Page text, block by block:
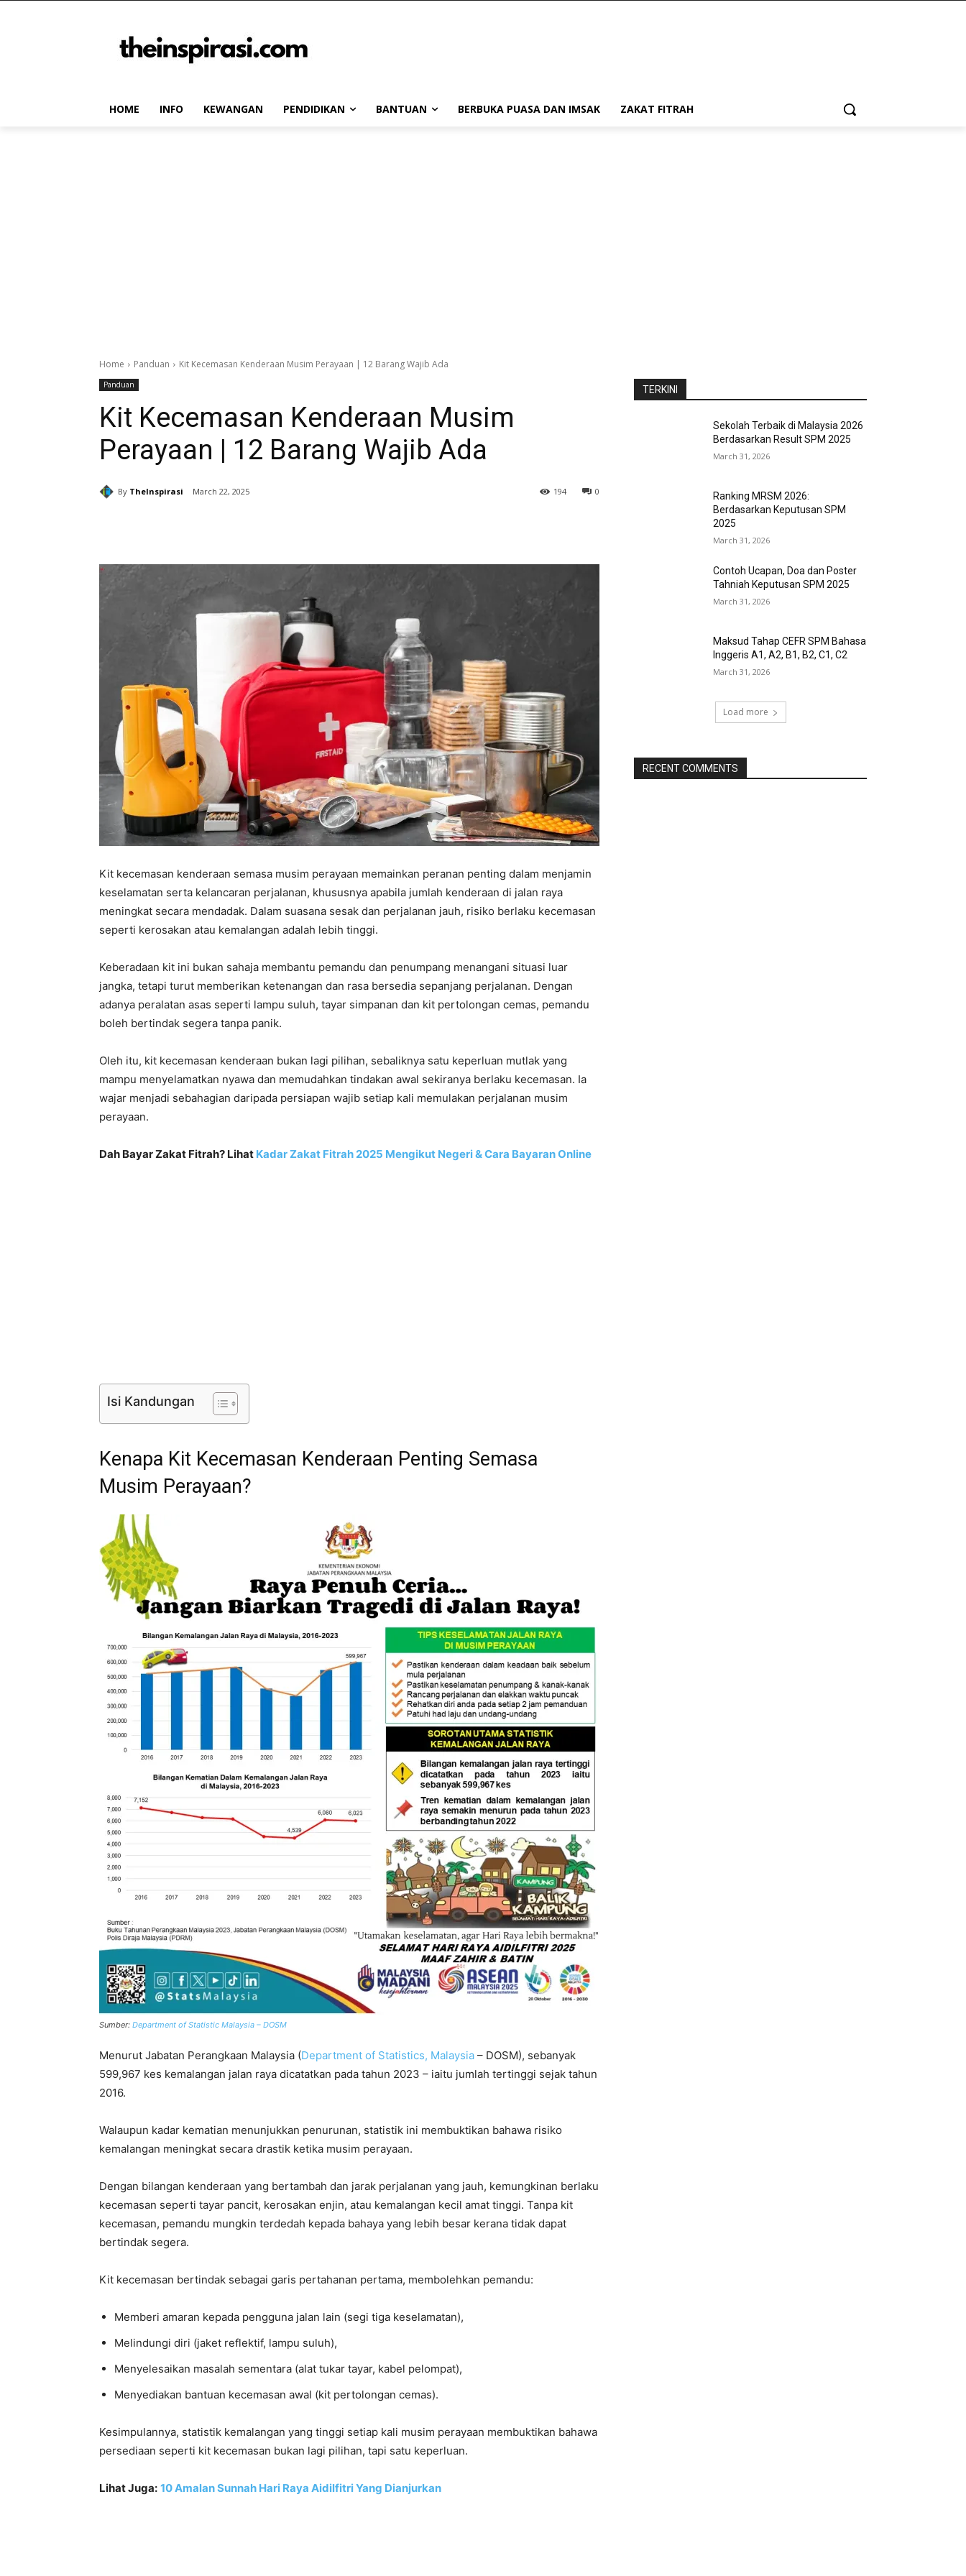
HOME INFO KEWANGAN PENDIDIKAN BANTUAN BERBUKA PUASA DAN IMSAK ZAKAT FITRAH
Home Panduan Kit Kecemasan Kenderaan Musim Perayaan | 12 Barang Wajib Ada
Panduan
Kit Kecemasan Kenderaan Musim
Perayaan | 12 Barang Wajib Ada
By TheInspirasi March 22, 2025 0
194
Kit kecemasan kenderaan semasa musim perayaan memainkan peranan penting dalam menjamin
keselamatan serta kelancaran perjalanan, khususnya apabila jumlah kenderaan di jalan raya
meningkat secara mendadak. Dalam suasana sesak dan perjalanan jauh, risiko berlaku kecemasan
seperti kerosakan atau kemalangan adalah lebih tinggi.
Keberadaan kit ini bukan sahaja membantu pemandu dan penumpang menangani situasi luar
jangka, tetapi turut memberikan ketenangan dan rasa bersedia sepanjang perjalanan. Dengan
adanya peralatan asas seperti lampu suluh, tayar simpanan dan kit pertolongan cemas, pemandu
boleh bertindak segera tanpa panik.
Oleh itu, kit kecemasan kenderaan bukan lagi pilihan, sebaliknya satu keperluan mutlak yang
mampu menyelamatkan nyawa dan memudahkan tindakan awal sekiranya berlaku kecemasan. Ia
wajar menjadi sebahagian daripada persiapan wajib setiap kali memulakan perjalanan musim
perayaan.
Dah Bayar Zakat Fitrah? Lihat Kadar Zakat Fitrah 2025 Mengikut Negeri & Cara Bayaran Online
Isi Kandungan
Kenapa Kit Kecemasan Kenderaan Penting Semasa
Musim Perayaan?
Sumber: Department of Statistic Malaysia – DOSM
Menurut Jabatan Perangkaan Malaysia (Department of Statistics, Malaysia – DOSM), sebanyak
599,967 kes kemalangan jalan raya dicatatkan pada tahun 2023 – iaitu jumlah tertinggi sejak tahun
2016.
Walaupun kadar kematian menunjukkan penurunan, statistik ini membuktikan bahawa risiko
kemalangan meningkat secara drastik ketika musim perayaan.
Dengan bilangan kenderaan yang bertambah dan jarak perjalanan yang jauh, kemungkinan berlaku
kecemasan seperti tayar pancit, kerosakan enjin, atau kemalangan kecil amat tinggi. Tanpa kit
kecemasan, pemandu mungkin terdedah kepada bahaya yang lebih besar kerana tidak dapat
bertindak segera.
Kit kecemasan bertindak sebagai garis pertahanan pertama, membolehkan pemandu:
Memberi amaran kepada pengguna jalan lain (segi tiga keselamatan),
Melindungi diri (jaket reflektif, lampu suluh),
Menyelesaikan masalah sementara (alat tukar tayar, kabel pelompat),
Menyediakan bantuan kecemasan awal (kit pertolongan cemas).
Kesimpulannya, statistik kemalangan yang tinggi setiap kali musim perayaan membuktikan bahawa
persediaan seperti kit kecemasan bukan lagi pilihan, tapi satu keperluan.
Lihat Juga: 10 Amalan Sunnah Hari Raya Aidilfitri Yang Dianjurkan
TERKINI
Sekolah Terbaik di Malaysia 2026
Berdasarkan Result SPM 2025
March 31, 2026
Ranking MRSM 2026:
Berdasarkan Keputusan SPM
2025
March 31, 2026
Contoh Ucapan, Doa dan Poster
Tahniah Keputusan SPM 2025
March 31, 2026
Maksud Tahap CEFR SPM Bahasa
Inggeris A1, A2, B1, B2, C1, C2
March 31, 2026
Load more
RECENT COMMENTS